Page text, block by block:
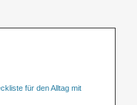
für den Alltag mit